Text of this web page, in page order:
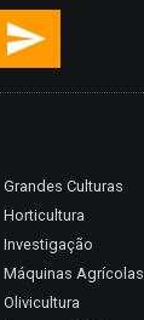
Grandes Culturas
Horticultura
Investigação
Máquinas Agrícolas
Olivicultura